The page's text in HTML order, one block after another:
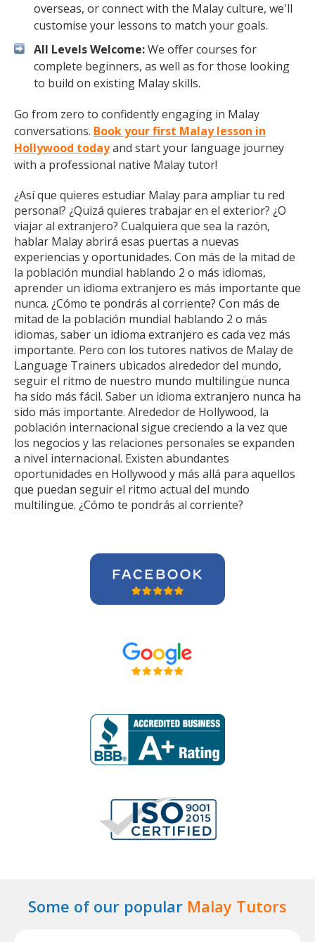
overseas, or connect with the Malay culture, we'll
customise your lessons to match your goals.
All Levels Welcome:We offer courses for
complete beginners, as well as for those looking
to build on existing Malay skills.
Go from zero to confidently engaging in Malay
conversations. Book your first Malay lesson in
Hollywood todayand start your language journey
with a professional native Malay tutor!
¿Así que quieres estudiar Malay para ampliar tu red
personal? ¿Quizá quieres trabajar en el exterior? ¿O
viajar al extranjero? Cualquiera que sea la razón,
hablar Malay abrirá esas puertas a nuevas
experiencias y oportunidades. Con más de la mitad de
la población mundial hablando 2 o más idiomas,
aprender un idioma extranjero es más importante que
nunca. ¿Cómo te pondrás al corriente? Con más de
mitad de la población mundial hablando 2 o más
idiomas, saber un idioma extranjero es cada vez más
importante. Pero con los tutores nativos de Malay de
Language Trainers ubicados alrededor del mundo,
seguir el ritmo de nuestro mundo multilingüe nunca
ha sido más fácil. Saber un idioma extranjero nunca ha
sido más importante. Alrededor de Hollywood, la
población internacional sigue creciendo a la vez que
los negocios y las relaciones personales se expanden
a nivel internacional. Existen abundantes
oportunidades en Hollywood y más allá para aquellos
que puedan seguir el ritmo actual del mundo
multilingüe. ¿Cómo te pondrás al corriente?
Some of our popular Malay Tutors